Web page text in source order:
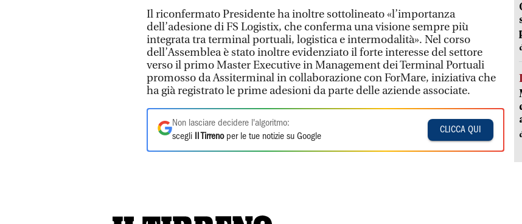
Il riconfermato Presidente ha inoltre sottolineato «l’importanza
dell’adesione di FS Logistix, che conferma una visione sempre più
integrata tra terminal portuali, logistica e intermodalità». Nel corso
dell’Assemblea è stato inoltre evidenziato il forte interesse del settore
verso il primo Master Executive in Management dei Terminal Portuali
promosso da Assiterminal in collaborazione con ForMare, iniziativa che
ha già registrato le prime adesioni da parte delle aziende associate.
Non lasciare decidere l'algoritmo:
scegli
Il Tirrenoper le tue notizie su Google
CLICCA QUI